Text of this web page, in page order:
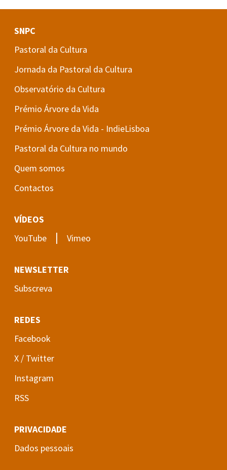
SNPC
Pastoral da Cultura
Jornada da Pastoral da Cultura
Observatório da Cultura
Prémio Árvore da Vida
Prémio Árvore da Vida - IndieLisboa
Pastoral da Cultura no mundo
Quem somos
Contactos
VÍDEOS
YouTube
| Vimeo
NEWSLETTER
Subscreva
REDES
Facebook
X / Twitter
Instagram
RSS
PRIVACIDADE
Dados pessoais